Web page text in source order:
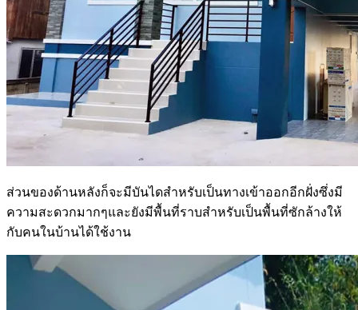
ส่วนของด้านหลังก็จะมีบันไดสำหรับเป็นทางเข้าออกอีกฝั่งซึ่งมี
ความสะดวกมากๆและยังมีพื้นที่ราบสำหรับเป็นพื้นที่ซักล้างให้
กับคนในบ้านได้ใช้งาน